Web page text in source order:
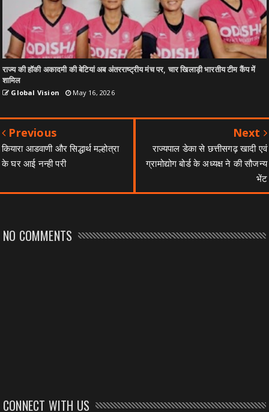
राज्य की हॉकी अकादमी की बेटियां अब अंतरराष्ट्रीय मंच पर, चार खिलाड़ी भारतीय टीम कैंप में
शामिल
Global Vision May 16, 2026
Previous
कियारा आडवाणी और सिद्धार्थ मल्होत्रा
के घर आई नन्‍ही परी
Next
राज्यपाल डेका से छत्तीसगढ़ खादी एवं
ग्रामोद्योग बोर्ड के अध्यक्ष ने की सौजन्य
भेंट
NO COMMENTS
CONNECT WITH US